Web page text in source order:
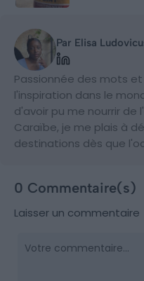
Par Elisa
Passionnée des mots
l'inspiration dans le
d'avoir pu me nourrir de
Caraïbe, je me plais à
destinations dès que
0 Commentaire(s)
Laisser un commentaire